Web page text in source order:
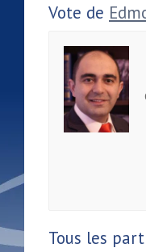
Vote de
Tous les